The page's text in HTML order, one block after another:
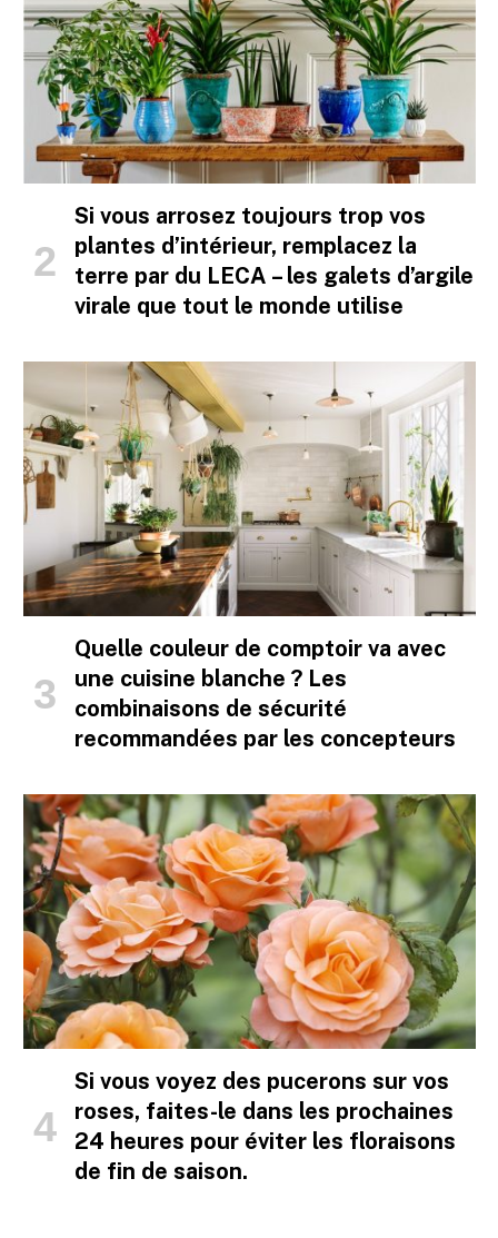
Si vous arrosez toujours trop vos
plantes d’intérieur, remplacez la
terre par du LECA – les galets d’argile
virale que tout le monde utilise
Quelle couleur de comptoir va avec
une cuisine blanche ? Les
combinaisons de sécurité
recommandées par les concepteurs
Si vous voyez des pucerons sur vos
roses, faites-le dans les prochaines
24 heures pour éviter les floraisons
de fin de saison.